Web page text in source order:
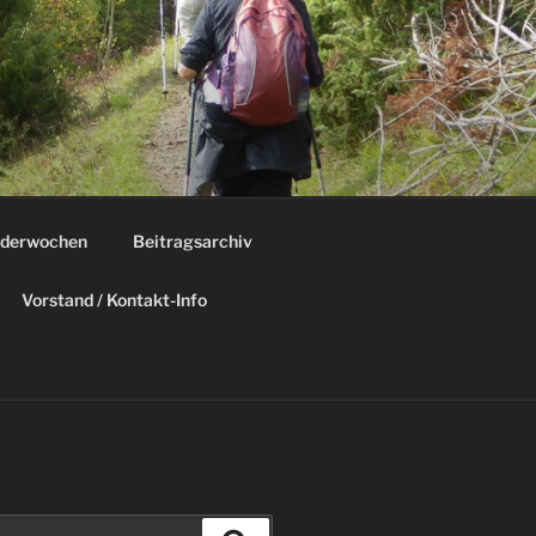
Beitragsarchiv
Vorstand / Kontakt-Info